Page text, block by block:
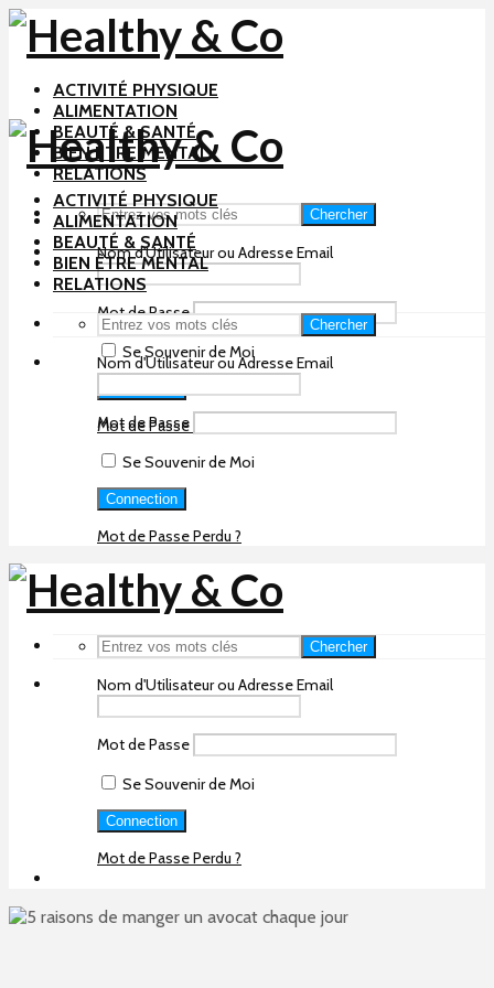
ACTIVITÉ PHYSIQUE
ALIMENTATION
BEAUTÉ & SANTÉ
BIEN ÊTRE MENTAL
RELATIONS
Chercher
Nom d'Utilisateur ou Adresse Email
Mot de Passe
Se Souvenir de Moi
Mot de Passe Perdu ?
ACTIVITÉ PHYSIQUE
ALIMENTATION
BEAUTÉ & SANTÉ
BIEN ÊTRE MENTAL
RELATIONS
Chercher
Nom d'Utilisateur ou Adresse Email
Mot de Passe
Se Souvenir de Moi
Mot de Passe Perdu ?
Chercher
Nom d'Utilisateur ou Adresse Email
Mot de Passe
Se Souvenir de Moi
Mot de Passe Perdu ?